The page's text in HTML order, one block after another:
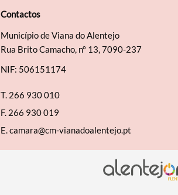
Contactos
Município de Viana do Alentejo
Rua Brito Camacho, nº 13, 7090-237
NIF: 506151174
T. 266 930 010
F. 266 930 019
E. camara@cm-vianadoalentejo.pt